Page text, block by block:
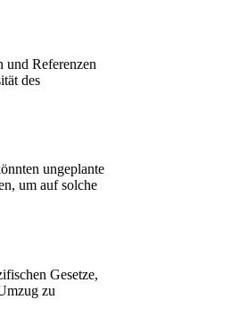
und Referenzen
des
ungeplante
um auf solche
Gesetze,
zu